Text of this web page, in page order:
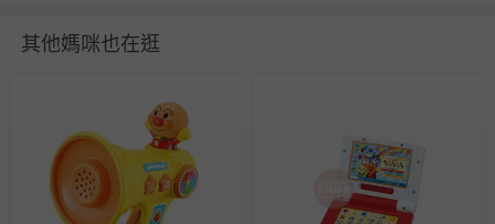
退換貨須知
並非試用期，您所退回的商品必須是未經使用的全新狀態，
包含完整包裝、配件、說明文件及贈品等。
如需退換貨，請於收到商品7天（含例假日內提出），如為
瑕疵退換貨所產生的運費，將由媽咪愛負責處理，若非瑕疵
其他媽咪也在逛